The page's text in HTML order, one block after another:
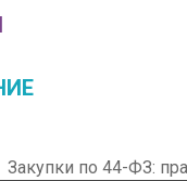
Закупки по 44-ФЗ: